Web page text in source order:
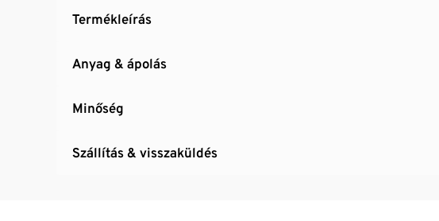
Termékleírás
Anyag & ápolás
Minőség
Szállítás & visszaküldés